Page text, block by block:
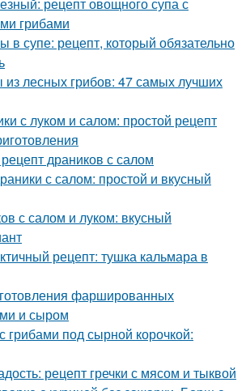
грибами
в супе: рецепт, который обязательно
из лесных грибов: 47 самых лучших
с луком и салом: простой рецепт
драников с салом
с салом: простой и вкусный
с салом и луком: вкусный
рецепт: тушка кальмара в
фаршированных
и сыром
грибами под сырной корочкой:
рецепт гречки с мясом и тыквой